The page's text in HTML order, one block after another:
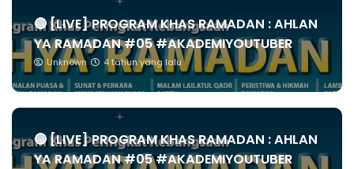
🔴 [LIVE] PROGRAM KHAS RAMADAN : AHLAN
YA RAMADAN #05 #AKADEMIYOUTUBER
Unknown 4 tahun yang lalu
🔴 [LIVE] PROGRAM KHAS RAMADAN : AHLAN
YA RAMADAN #05 #AKADEMIYOUTUBER